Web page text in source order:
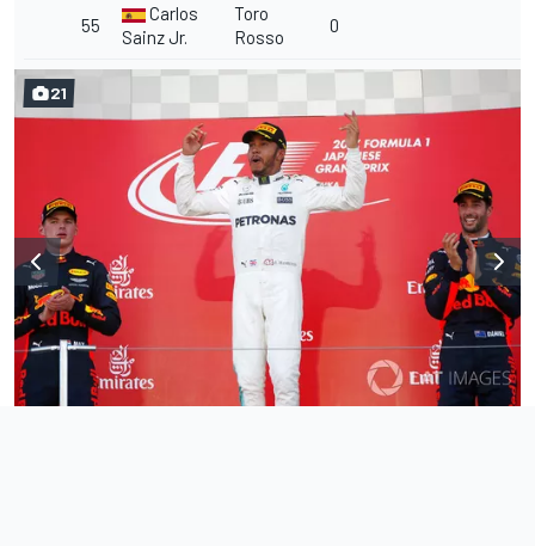
55
Carlos
Sainz Jr.
Toro
Rosso
0
21